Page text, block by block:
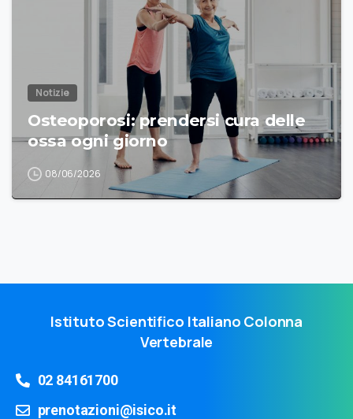
Notizie
Osteoporosi: prendersi cura delle
ossa ogni giorno
08/06/2026
Istituto Scientifico Italiano Colonna
Vertebrale
02 84161700
prenotazioni@isico.it